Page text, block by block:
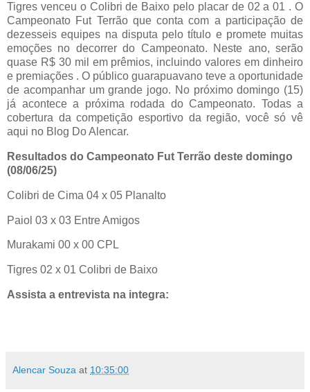
Tigres venceu o Colibri de Baixo pelo placar de 02 a 01 . O
Campeonato Fut Terrão que conta com a participação de
dezesseis equipes na disputa pelo título e promete muitas
emoções no decorrer do Campeonato. Neste ano, serão
quase R$ 30 mil em prêmios, incluindo valores em dinheiro
e premiações . O público guarapuavano teve a oportunidade
de acompanhar um grande jogo. No próximo domingo (15)
já acontece a próxima rodada do Campeonato. Todas a
cobertura da competição esportivo da região, você só vê
aqui no Blog Do Alencar.
Resultados do Campeonato Fut Terrão deste domingo
(08/06/25)
Colibri de Cima 04 x 05 Planalto
Paiol 03 x 03 Entre Amigos
Murakami 00 x 00 CPL
Tigres 02 x 01 Colibri de Baixo
Assista a entrevista na integra:
Alencar Souza at 10:35:00